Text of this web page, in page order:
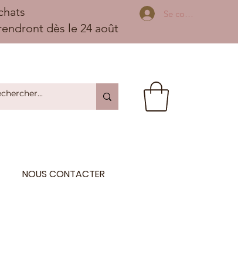
dès le 24 août
Se connecter
NOUS CONTACTER